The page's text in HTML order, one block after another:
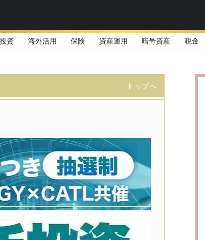
資 海外活用 保険 資産運用 暗号資産 税金
トップへ